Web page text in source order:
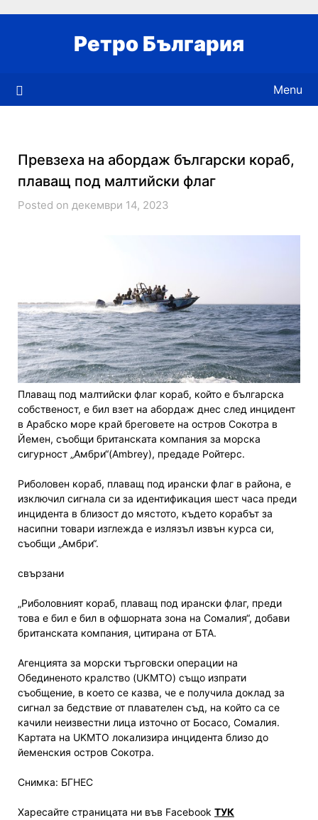
Ретро България
Menu
Превзеха на абордаж български кораб,
плаващ под малтийски флаг
Posted on декември 14, 2023
Плаващ под малтийски флаг кораб, който е българска
собственост, е бил взет на абордаж днес след инцидент
в Арабско море край бреговете на остров Сокотра в
Йемен, съобщи британската компания за морска
сигурност „Амбри“(Ambrey), предаде Ройтерс.
Риболовен кораб, плаващ под ирански флаг в района, е
изключил сигнала си за идентификация шест часа преди
инцидента в близост до мястото, където корабът за
насипни товари изглежда е излязъл извън курса си,
съобщи „Амбри“.
свързани
„Риболовният кораб, плаващ под ирански флаг, преди
това е бил е бил в офшорната зона на Сомалия“, добави
британската компания, цитирана от БТА.
Агенцията за морски търговски операции на
Обединеното кралство (UKMTO) също изпрати
съобщение, в което се казва, че е получила доклад за
сигнал за бедствие от плавателен съд, на който са се
качили неизвестни лица източно от Босасо, Сомалия.
Картата на UKMTO локализира инцидента близо до
йеменския остров Сокотра.
Снимка: БГНЕС
Харесайте страницата ни във Facebook ТУК